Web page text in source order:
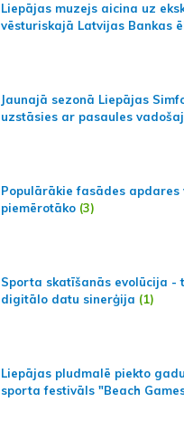
Liepājas muzejs aicina uz
vēsturiskajā Latvijas Bankas
Jaunajā sezonā Liepājas
uzstāsies ar pasaules
Populārākie fasādes apdares
piemērotāko (3)
Sporta skatīšanās evolūcija -
digitālo datu sinerģija (1)
Liepājas pludmalē piekto
sporta festivāls "Beach